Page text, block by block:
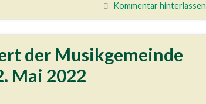
Kommentar hinterlassen
der Musikgemeinde
Mai 2022